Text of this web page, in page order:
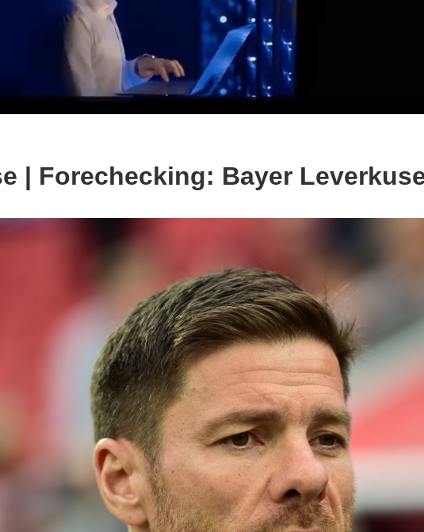
| Forechecking: Bayer